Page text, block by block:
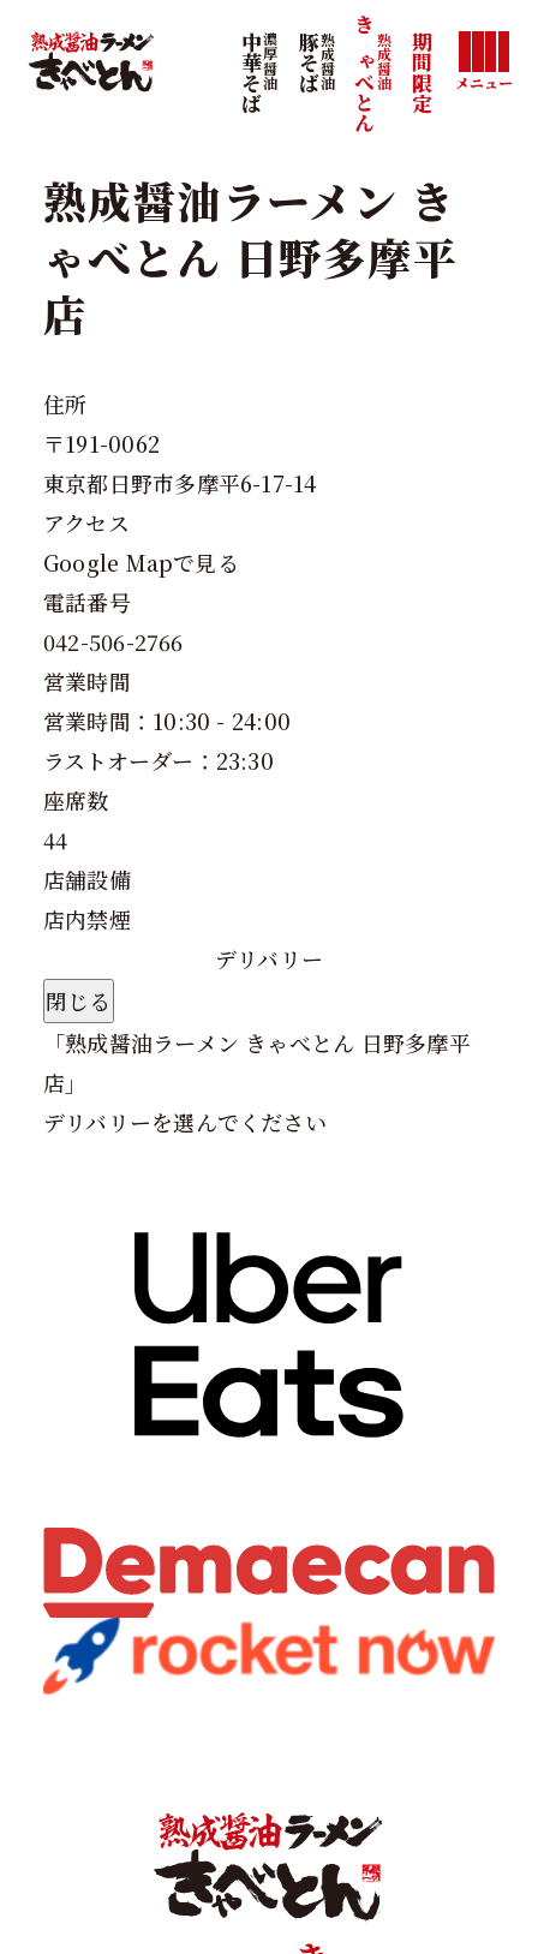
期間限定
熟成醤油
きゃべとん
熟成醤油
豚そば
濃厚醤油
中華そば メニュー
熟成醤油ラーメン き
ゃべとん 日野多摩平
店
住所
〒191-0062
東京都日野市多摩平6-17-14
アクセス
Google Mapで見る
電話番号
042-506-2766
営業時間
営業時間：10:30 - 24:00
ラストオーダー：23:30
座席数
44
店舗設備
店内禁煙
デリバリー
閉じる
「熟成醤油ラーメン きゃべとん 日野多摩平
店 」
デリバリーを選んでください